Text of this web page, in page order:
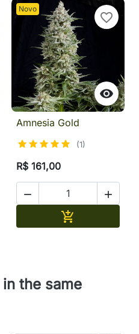
Novo

favorite_border
Amnesia Gold
(1)
R$ 161,00
 

the same